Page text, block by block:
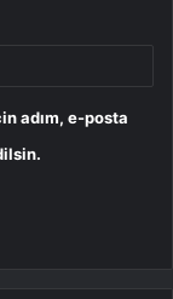
adım, e-posta